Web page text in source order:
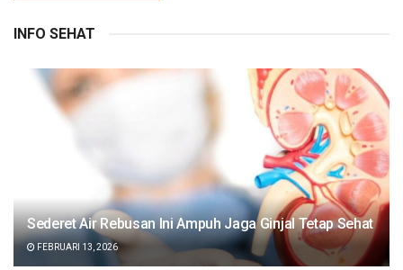
INFO SEHAT
Sederet Air Rebusan Ini Ampuh Jaga Ginjal Tetap Sehat
FEBRUARI 13, 2026